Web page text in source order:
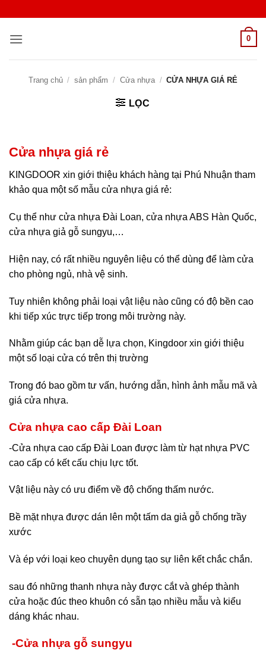
nội
0
Trang chủ / sản phẩm / Cửa nhựa / CỬA NHỰA GIÁ RẺ
LỌC
Cửa nhựa giá rẻ
KINGDOOR xin giới thiệu khách hàng tại Phú Nhuận tham
khảo qua một số mẫu cửa nhựa giá rẻ:
Cụ thể như cửa nhựa Đài Loan, cửa nhựa ABS Hàn Quốc,
cửa nhựa giả gỗ sungyu,…
Hiện nay, có rất nhiều nguyên liệu có thể dùng để làm cửa
cho phòng ngủ, nhà vệ sinh.
Tuy nhiên không phải loại vật liệu nào cũng có độ bền cao
khi tiếp xúc trực tiếp trong môi trường này.
Nhằm giúp các bạn dễ lựa chọn, Kingdoor xin giới thiệu
một số loại cửa có trên thị trường
Trong đó bao gồm tư vấn, hướng dẫn, hình ảnh mẫu mã và
giá cửa nhựa.
Cửa nhựa cao cấp Đài Loan
-Cửa nhựa cao cấp Đài Loan được làm từ hạt nhựa PVC
cao cấp có kết cấu chịu lực tốt.
Vật liệu này có ưu điểm về độ chống thấm nước.
Bề mặt nhựa được dán lên một tấm da giả gỗ chống trầy
xước
Và ép với loại keo chuyên dụng tạo sự liên kết chắc chắn.
sau đó những thanh nhựa này được cắt và ghép thành
cửa hoặc đúc theo khuôn có sẵn tạo nhiều mẫu và kiểu
dáng khác nhau.
-Cửa nhựa gỗ sungyu